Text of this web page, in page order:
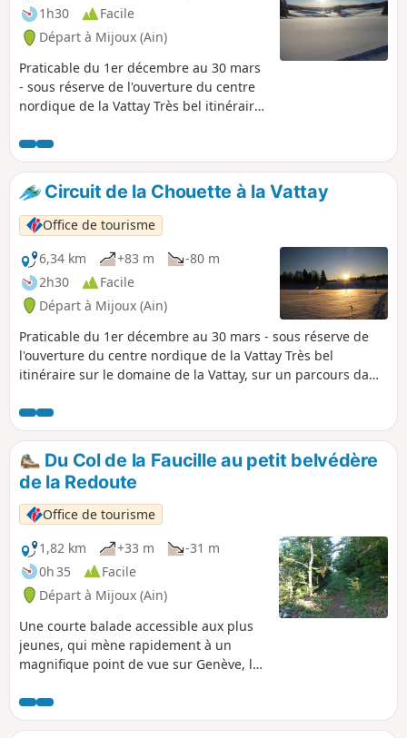
1h30
Facile
Départ à Mijoux (Ain)
Praticable du 1er décembre au 30 mars
- sous réserve de l'ouverture du centre
nordique de la Vattay Très bel itinéraire
la Réserve Naturelle Nationale de la
Haute Chaîne du Jura (vous devez
respecter la réglementation en vigueur).
L'accès au site de la Vattay est payant.
Ce parcours est damé et jalonné en
Violet. Il est accessible avec des enfants.
Circuit de la Chouette à la Vattay
Office de tourisme
6,34 km
+83 m
-80 m
2h30
Facile
Départ à Mijoux (Ain)
Praticable du 1er décembre au 30 mars - sous réserve de
l'ouverture du centre nordique de la Vattay Très bel
itinéraire sur le domaine de la Vattay, sur un parcours damé
traverse la Réserve Naturelle Nationale de la Haute Chaîne
du Jura (vous devez respecter la réglementation en
vigueur). L'accès au site de la Vattay est payant.
Du Col de la Faucille au petit belvédère
de la Redoute
Office de tourisme
1,82 km
+33 m
-31 m
0h 35
Facile
Départ à Mijoux (Ain)
Une courte balade accessible aux plus
jeunes, qui mène rapidement à un
magnifique point de vue sur Genève, le
Cette randonnée accessible d’avril à
novembre, est idéale pour une brève